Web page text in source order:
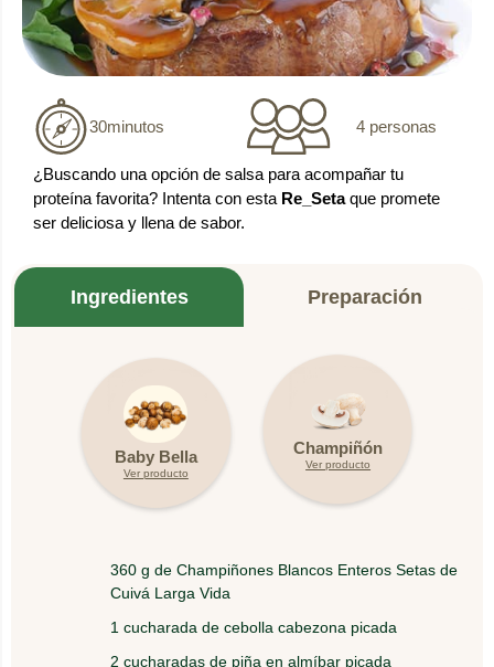
30minutos 4 personas
¿Buscando una opción de salsa para acompañar tu
proteína favorita? Intenta con esta Re_Setaque promete
ser deliciosa y llena de sabor.
Ingredientes Preparación
Baby Bella
Ver producto
Champiñón
Ver producto
360 g de Champiñones Blancos Enteros Setas de
Cuivá Larga Vida
1 cucharada de cebolla cabezona picada
2 cucharadas de piña en almíbar picada
En una sartén con aceite saltee la cebolla y la
piña por cinco minutos.
Agregue el jugo de naranja con la fécula de maíz
esta salsa.
gregue el vinagre, el perejil y sazone con sal y
pimienta al gusto.